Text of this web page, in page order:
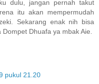
dulu, jangan pernah takut
itu akan mempermudah
Sekarang enak nih bisa
Dhuafa ya mbak Aie.
pukul 21.20